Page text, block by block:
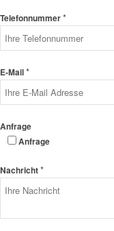
Telefonnummer*
E-Mail*
Anfrage
Anfrage
Nachricht*